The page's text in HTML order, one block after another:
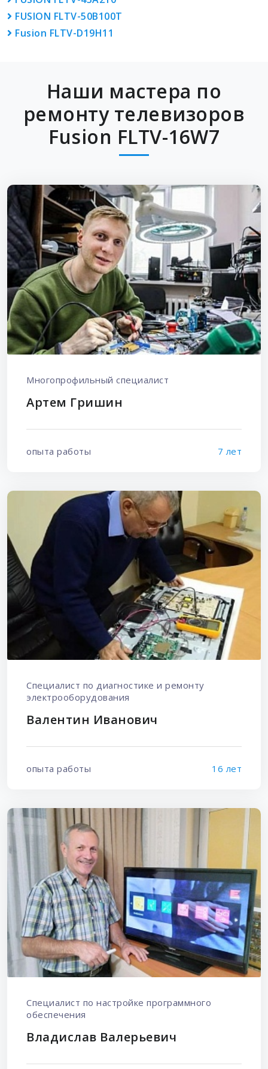
FUSION FLTV-50B100T
Fusion FLTV-D19H11
Наши мастера по
ремонту телевизоров
Fusion FLTV-16W7
Многопрофильный специалист
Артем Гришин
опыта работы 7 лет
Специалист по диагностике и ремонту
электрооборудования
Валентин Иванович
опыта работы 16 лет
Специалист по настройке программного
обеспечения
Владислав Валерьевич